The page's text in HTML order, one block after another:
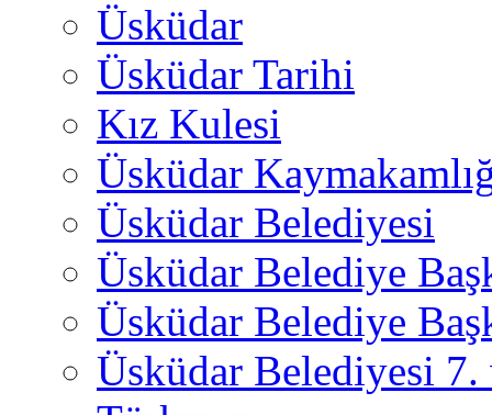
Üsküdar
Üsküdar Tarihi
Kız Kulesi
Üsküdar
Üsküdar Belediyesi
Üsküdar Belediye
Üsküdar Belediye
Üsküdar Belediyesi